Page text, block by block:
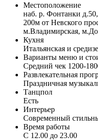
Местоположение
наб. р. Фонтанки д.50,
200м от Невского
м.Владимирская,
Кухня
Итальянская и
Варианты меню и
Средний чек 1200-
Развлекательная
Праздничная
Танцпол
Есть
Интерьер
Современный
Время работы
С 12.00 до 23.00